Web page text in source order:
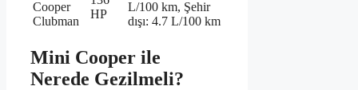
Cooper
Clubman
HP
L/100 km, Şehir
dışı: 4.7 L/100 km
Mini Cooper ile
Nerede Gezilmeli?